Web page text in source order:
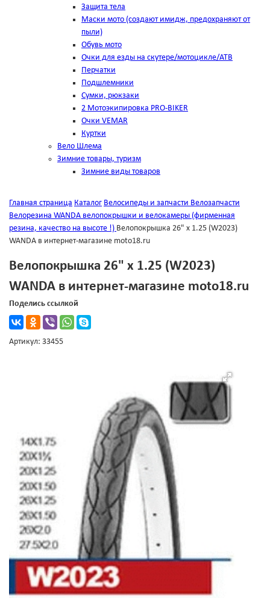
Защита тела
Маски мото (создают имидж, предохраняют от
пыли)
Обувь мото
Очки для езды на скутере/мотоцикле/АТВ
Перчатки
Подшлемники
Сумки, рюкзаки
2 Мотоэкипировка PRO-BIKER
Очки VEMAR
Куртки
Вело Шлема
Зимние товары, туризм
Зимние виды товаров
Главная страница Каталог Велосипеды и запчасти Велозапчасти
Велорезина WANDA велопокрышки и велокамеры (фирменная
резина, качество на высоте !) Велопокрышка 26" х 1.25 (W2023)
WANDA в интернет-магазине moto18.ru
Велопокрышка 26" х 1.25 (W2023)
WANDA в интернет-магазине moto18.ru
Поделись ссылкой
Артикул: 33455